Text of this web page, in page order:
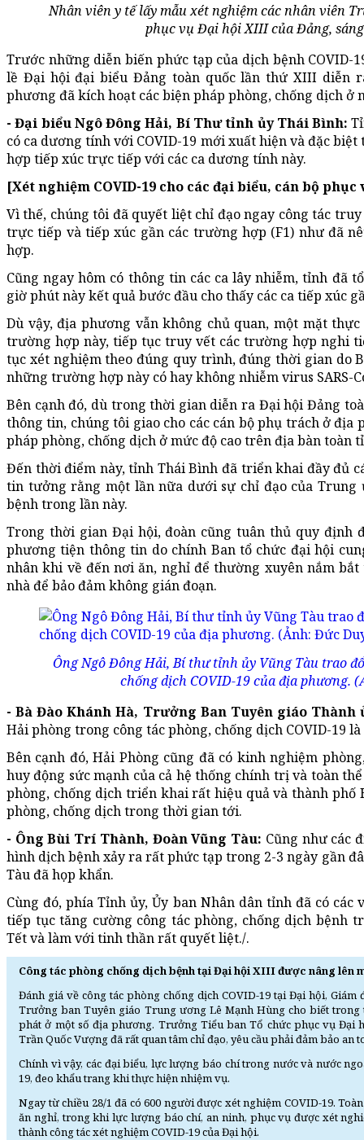
Nhân viên y tế lấy mẫu xét nghiệm các nhân viên
phục vụ Đại hội XIII của Đảng,
Trước những diễn biến phức tạp của dịch bệnh
lề Đại hội đại biểu Đảng toàn quốc lần thứ XIII diễn
phương đã kích hoạt các biện pháp phòng, chống dịch ở
- Đại biểu Ngô Đông Hải, Bí Thư tỉnh ủy Thái Bình:
có ca dương tính với COVID-19 mới xuất hiện và đặc
hợp tiếp xúc trực tiếp với các ca dương tính này.
[Xét nghiệm COVID-19 cho các đại biểu, cán bộ
Vì thế, chúng tôi đã quyết liệt chỉ đạo ngay công tác
trực tiếp và tiếp xúc gần các trường hợp (F1) như đã
hợp.
Cũng ngay hôm có thông tin các ca lây nhiễm, tỉnh đã
giờ phút này kết quả bước đầu cho thấy các ca tiếp xúc
Dù vậy, địa phương vẫn không chủ quan, một mặt
trường hợp này, tiếp tục truy vết các trường hợp nghi
tục xét nghiệm theo đúng quy trình, đúng thời gian do
những trường hợp này có hay không nhiễm virus SARS-
Bên cạnh đó, dù trong thời gian diễn ra Đại hội Đảng
thông tin, chúng tôi giao cho các cán bộ phụ trách ở
pháp phòng, chống dịch ở mức độ cao trên địa bàn toàn
Đến thời điểm này, tỉnh Thái Bình đã triển khai đầy đủ
tin tưởng rằng một lần nữa dưới sự chỉ đạo của Trung
bệnh trong lần này.
Trong thời gian Đại hội, đoàn cũng tuân thủ quy định
phương tiện thông tin do chính Ban tổ chức đại hội
nhân khi về đến nơi ăn, nghỉ để thường xuyên nắm
nhà để bảo đảm không gián đoạn.
Ông Ngô Đông Hải, Bí thư tỉnh ủy Vũng Tàu trao
chống dịch COVID-19 của địa phương.
- Bà Đào Khánh Hà, Trưởng Ban Tuyên giáo Thành
Hải phòng trong công tác phòng, chống dịch COVID-19
Bên cạnh đó, Hải Phòng cũng đã có kinh nghiệm
huy động sức mạnh của cả hệ thống chính trị và toàn
phòng, chống dịch triển khai rất hiệu quả và thành phố
phòng, chống dịch trong thời gian tới.
- Ông Bùi Trí Thành, Đoàn Vũng Tàu: Cũng như các
hình dịch bệnh xảy ra rất phức tạp trong 2-3 ngày gần
Tàu đã họp khẩn.
Cùng đó, phía Tỉnh ủy, Ủy ban Nhân dân tỉnh đã có
tiếp tục tăng cường công tác phòng, chống dịch bệnh
Tết và làm với tinh thần rất quyết liệt./.
Công tác phòng chống dịch bệnh tại Đại hội XIII được nâng lên
Đánh giá về công tác phòng chống dịch COVID-19 tại Đại hội,
Trưởng ban Tuyên giáo Trung ương Lê Mạnh Hùng cho biết
phát ở một số địa phương. Trưởng Tiểu ban Tổ chức phục vụ Đại
Trần Quốc Vượng đã rất quan tâm chỉ đạo, yêu cầu phải đảm bảo an
Chính vì vậy, các đại biểu, lực lượng báo chí trong nước và nước
19, đeo khẩu trang khi thực hiện nhiệm vụ.
Ngay từ chiều 28/1 đã có 600 người được xét nghiệm COVID-19.
ăn nghỉ, trong khi lực lượng báo chí, an ninh, phục vụ được xét
thành công tác xét nghiệm COVID-19 của Đại hội.